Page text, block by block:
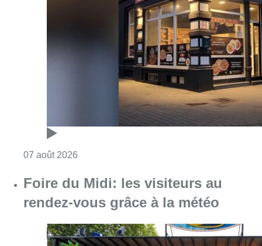
07 août 2026
Foire du Midi: les visiteurs au
rendez-vous grâce à la météo